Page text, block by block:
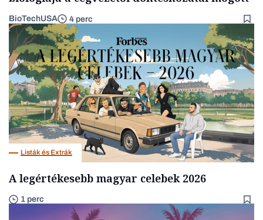
BioTechUSA 4 perc
Listák és Extrák
A legértékesebb magyar celebek 2026
1 perc